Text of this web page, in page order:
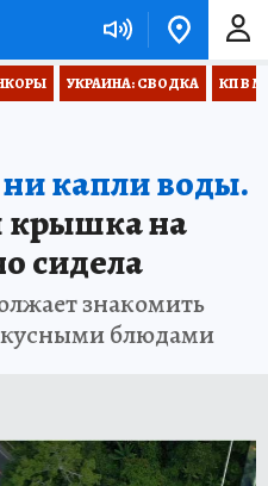
УКРАИНА: СВОДКА КП В
капли воды.
крышка на
сидела
знакомить
блюдами